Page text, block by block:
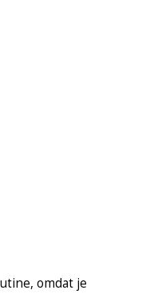
omdat je